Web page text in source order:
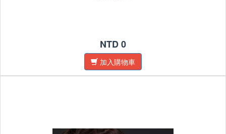
NTD 0
加入購物車